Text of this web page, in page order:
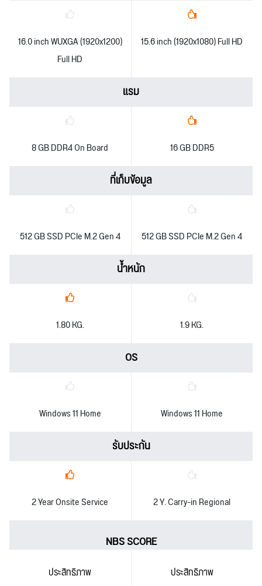
16.0 inch WUXGA (1920x1200)
Full HD
15.6 inch (1920x1080) Full HD
แรม
8 GB DDR4 On Board 16 GB DDR5
ที่เก็บข้อมูล
512 GB SSD PCIe M.2 Gen 4 512 GB SSD PCIe M.2 Gen 4
น้ำหนัก
1.80 KG. 1.9 KG.
OS
Windows 11 Home Windows 11 Home
รับประกัน
2 Year Onsite Service 2 Y. Carry-in Regional
NBS SCORE
ประสิทธิภาพ ประสิทธิภาพ